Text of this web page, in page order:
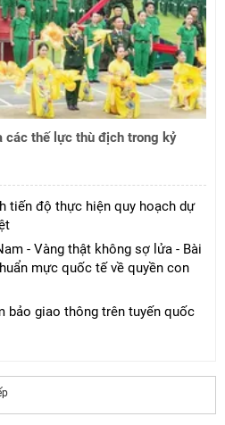
các thế lực thù địch trong kỷ
tiến độ thực hiện quy hoạch dự
- Vàng thật không sợ lửa - Bài
mực quốc tế về quyền con
bảo giao thông trên tuyến quốc